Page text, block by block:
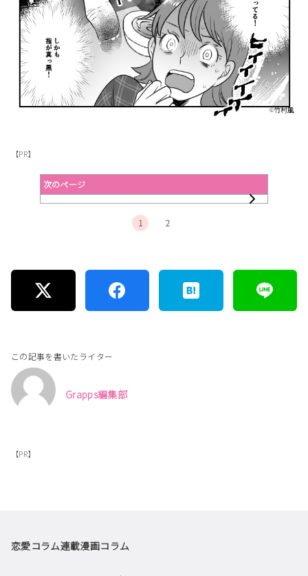
【PR】
次のページ
1 2
この記事を書いたライター
Grapps編集部
【PR】
恋愛コラム連載漫画コラム